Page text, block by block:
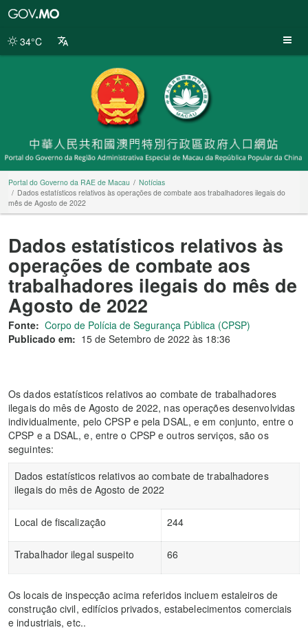
da
34°C
Portal do Governo da RAE de Macau
Notícias
Dados estatísticos relativos às operações de combate aos trabalhadores ilegais do
mês de Agosto de 2022
Dados estatísticos relativos às
operações de combate aos
trabalhadores ilegais do mês de
Agosto de 2022
Fonte: Corpo de Polícia de Segurança Pública (CPSP)
Publicado em: 15 de Setembro de 2022 às 18:36
Os dados estatísticos relativos ao combate de trabalhadores
ilegais do mês de Agosto de 2022, nas operações desenvolvidas
individualmente, pelo CPSP e pela DSAL, e em conjunto, entre o
CPSP e a DSAL, e, entre o CPSP e outros serviços, são os
seguintes:
Dados estatísticos relativos ao combate de trabalhadores
ilegais do mês de Agosto de 2022
Local de fiscalização 244
Trabalhador ilegal suspeito 66
Os locais de inspecção acima referidos incluem estaleiros de
construção civil, edifícios privados, estabelecimentos comerciais
e industriais, etc..